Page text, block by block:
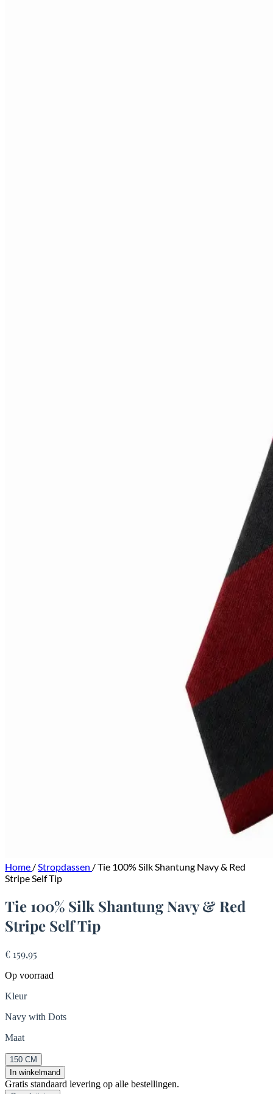
Home /Stropdassen /Tie 100% Silk Shantung Navy & Red
Stripe Self Tip
Tie 100% Silk Shantung Navy & Red
Stripe Self Tip
€ 159,95
Op voorraad
Kleur
Navy with Dots
Maat
150 CM
In winkelmand
Gratis standaard levering op alle bestellingen.